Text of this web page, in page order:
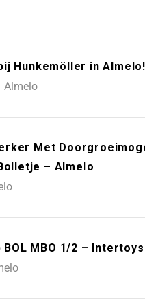
Hunkemöller in Almelo!
Almelo
Met
– Almelo
MBO 1/2 –